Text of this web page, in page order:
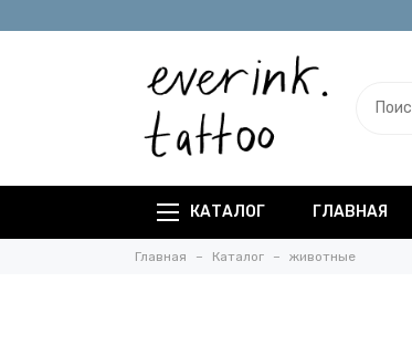
КАТАЛОГ ГЛАВНАЯ
Главная Каталог животные